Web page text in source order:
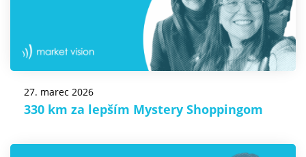
27. marec 2026
330 km za lepším Mystery Shoppingom